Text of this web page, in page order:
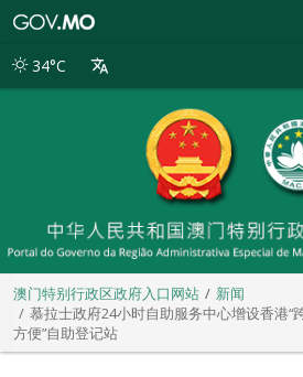
别
34°C
澳门特别行政区政府入口网站
新闻
慕拉士政府24小时自助服务中心增设香港“
方便”自助登记站